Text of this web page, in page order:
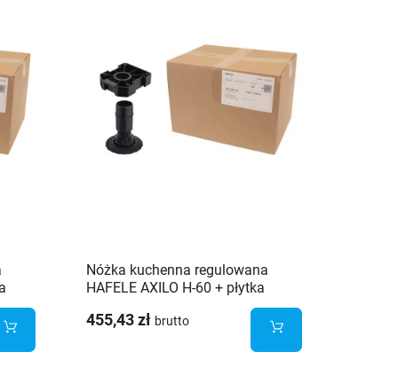
Nóżka kuchenna regulowana
HAFELE AXILO H-60 + płytka
455,43 zł brutto